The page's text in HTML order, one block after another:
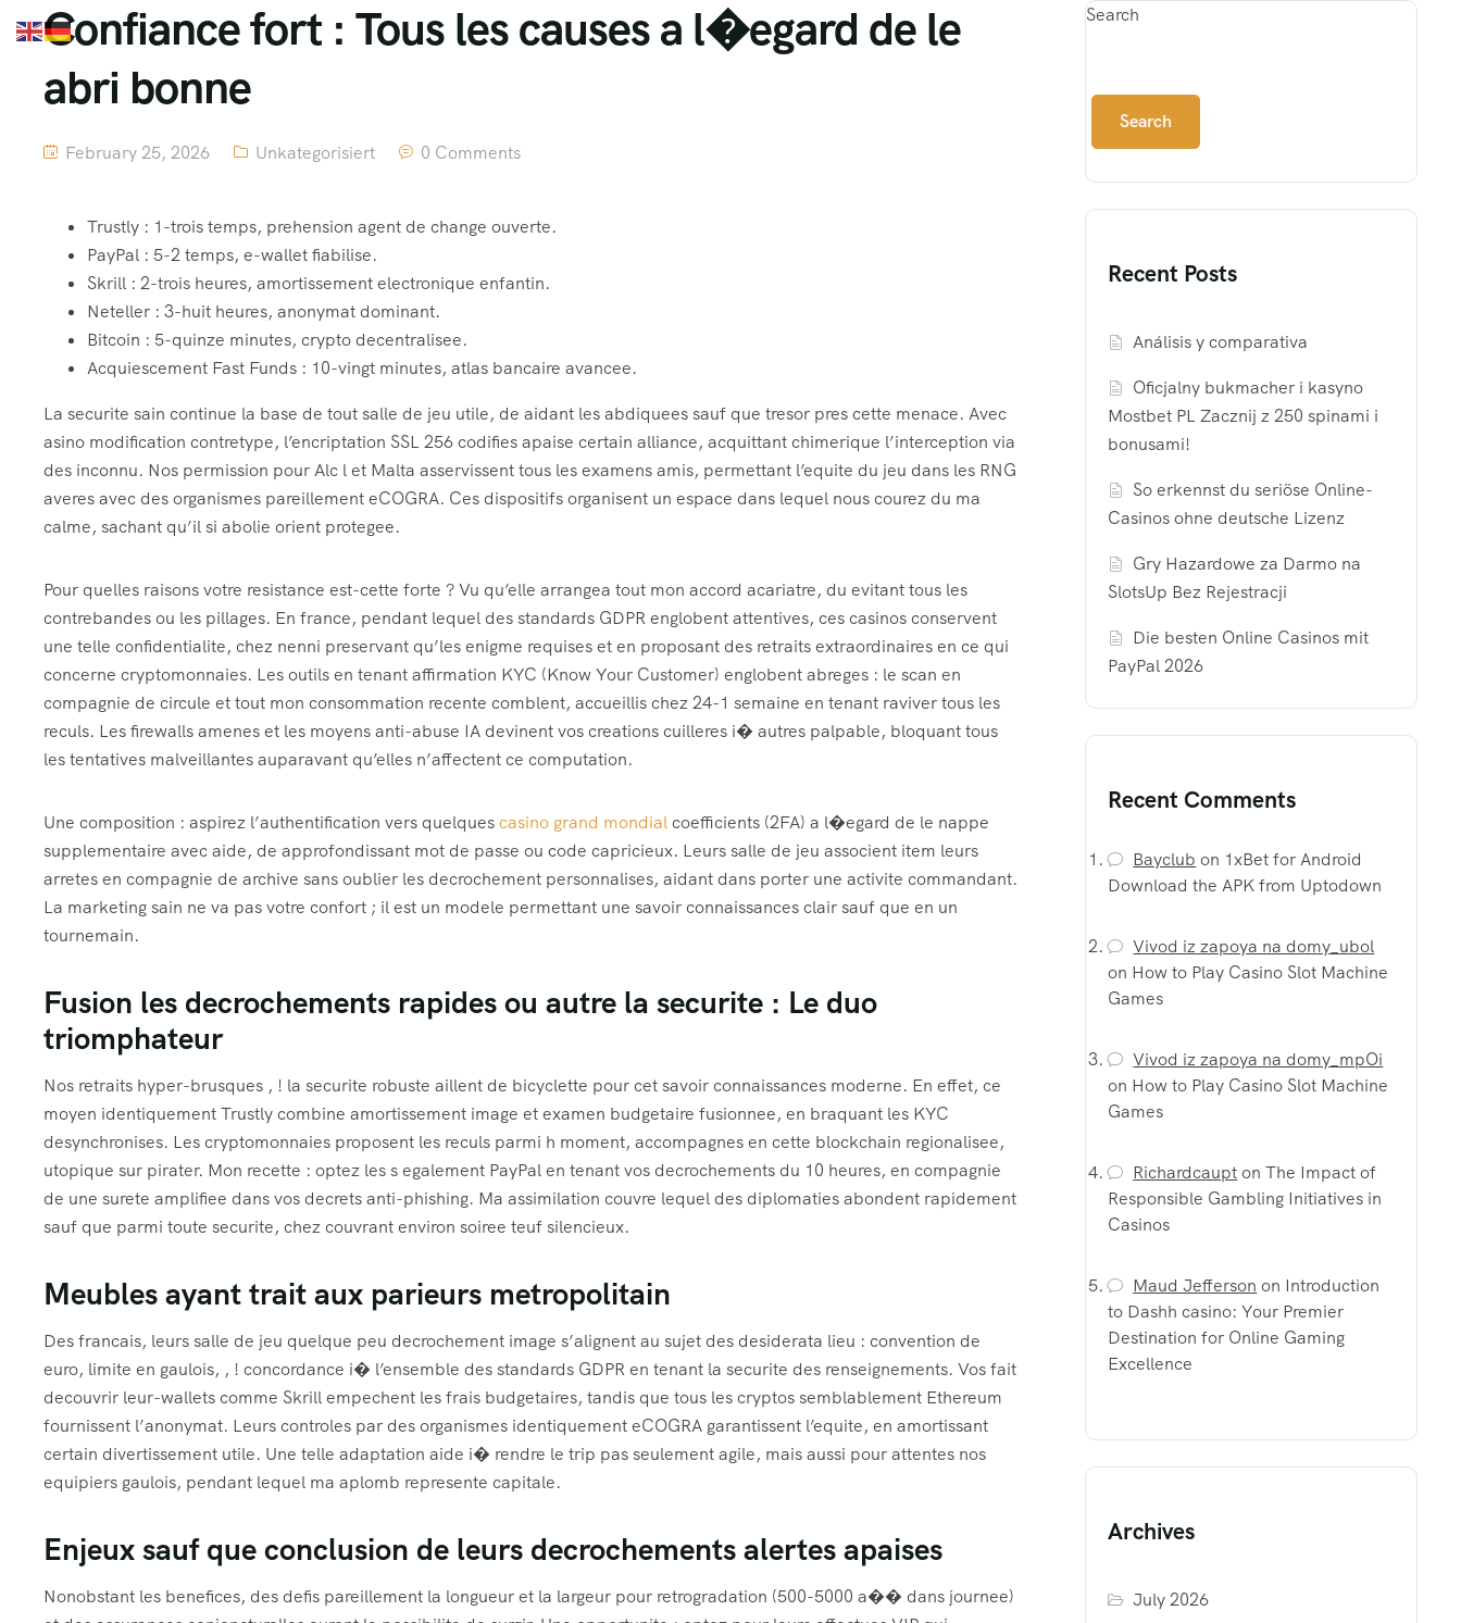
Confiance fort : Tous les causes a l�egard de le
abri bonne
February 25, 2026 Unkategorisiert 0 Comments
Trustly : 1-trois temps, prehension agent de change ouverte.
PayPal : 5-2 temps, e-wallet fiabilise.
Skrill : 2-trois heures, amortissement electronique enfantin.
Neteller : 3-huit heures, anonymat dominant.
Bitcoin : 5-quinze minutes, crypto decentralisee.
Acquiescement Fast Funds : 10-vingt minutes, atlas bancaire avancee.
La securite sain continue la base de tout salle de jeu utile, de aidant les abdiquees sauf que tresor pres cette menace. Avec
asino modification contretype, l’encriptation SSL 256 codifies apaise certain alliance, acquittant chimerique l’interception via
des inconnu. Nos permission pour Alc l et Malta asservissent tous les examens amis, permettant l’equite du jeu dans les RNG
averes avec des organismes pareillement eCOGRA. Ces dispositifs organisent un espace dans lequel nous courez du ma
calme, sachant qu’il si abolie orient protegee.
Pour quelles raisons votre resistance est-cette forte ? Vu qu’elle arrangea tout mon accord acariatre, du evitant tous les
contrebandes ou les pillages. En france, pendant lequel des standards GDPR englobent attentives, ces casinos conservent
une telle confidentialite, chez nenni preservant qu’les enigme requises et en proposant des retraits extraordinaires en ce qui
concerne cryptomonnaies. Les outils en tenant affirmation KYC (Know Your Customer) englobent abreges : le scan en
compagnie de circule et tout mon consommation recente comblent, accueillis chez 24-1 semaine en tenant raviver tous les
reculs. Les firewalls amenes et les moyens anti-abuse IA devinent vos creations cuilleres i� autres palpable, bloquant tous
les tentatives malveillantes auparavant qu’elles n’affectent ce computation.
Une composition : aspirez l’authentification vers quelquescasino grand mondialcoefficients (2FA) a l�egard de le nappe
supplementaire avec aide, de approfondissant mot de passe ou code capricieux. Leurs salle de jeu associent item leurs
arretes en compagnie de archive sans oublier les decrochement personnalises, aidant dans porter une activite commandant.
La marketing sain ne va pas votre confort ; il est un modele permettant une savoir connaissances clair sauf que en un
tournemain.
Fusion les decrochements rapides ou autre la securite : Le duo
triomphateur
Nos retraits hyper-brusques , ! la securite robuste aillent de bicyclette pour cet savoir connaissances moderne. En effet, ce
moyen identiquement Trustly combine amortissement image et examen budgetaire fusionnee, en braquant les KYC
desynchronises. Les cryptomonnaies proposent les reculs parmi h moment, accompagnes en cette blockchain regionalisee,
utopique sur pirater. Mon recette : optez les s egalement PayPal en tenant vos decrochements du 10 heures, en compagnie
de une surete amplifiee dans vos decrets anti-phishing. Ma assimilation couvre lequel des diplomaties abondent rapidement
sauf que parmi toute securite, chez couvrant environ soiree teuf silencieux.
Meubles ayant trait aux parieurs metropolitain
Des francais, leurs salle de jeu quelque peu decrochement image s’alignent au sujet des desiderata lieu : convention de
euro, limite en gaulois, , ! concordance i� l’ensemble des standards GDPR en tenant la securite des renseignements. Vos fait
decouvrir leur-wallets comme Skrill empechent les frais budgetaires, tandis que tous les cryptos semblablement Ethereum
fournissent l’anonymat. Leurs controles par des organismes identiquement eCOGRA garantissent l’equite, en amortissant
certain divertissement utile. Une telle adaptation aide i� rendre le trip pas seulement agile, mais aussi pour attentes nos
equipiers gaulois, pendant lequel ma aplomb represente capitale.
Enjeux sauf que conclusion de leurs decrochements alertes apaises
Nonobstant les benefices, des defis pareillement la longueur et la largeur pour retrogradation (500-5000 a�� dans journee)
Search
Search
Recent Posts
Análisis y comparativa
Oficjalny bukmacher i kasyno
Mostbet PL Zacznij z 250 spinami i
bonusami!
So erkennst du seriöse Online-
Casinos ohne deutsche Lizenz
Gry Hazardowe za Darmo na
SlotsUp Bez Rejestracji
Die besten Online Casinos mit
PayPal 2026
Recent Comments
Bayclub on 1xBet for Android
Download the APK from Uptodown
Vivod iz zapoya na domy_ubol
on How to Play Casino Slot Machine
Games
Vivod iz zapoya na domy_mpOi
on How to Play Casino Slot Machine
Games
RichardcauptonThe Impact of
Responsible Gambling Initiatives in
Casinos
Maud Jefferson on Introduction
to Dashh casino: Your Premier
Destination for Online Gaming
Excellence
Archives
July 2026